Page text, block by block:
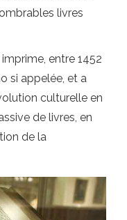
livres
entre 1452
si appelée, et a
culturelle en
de livres, en
de la